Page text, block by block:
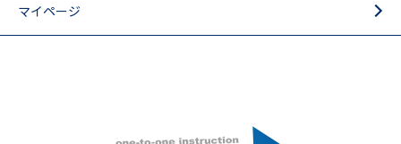
マイページ